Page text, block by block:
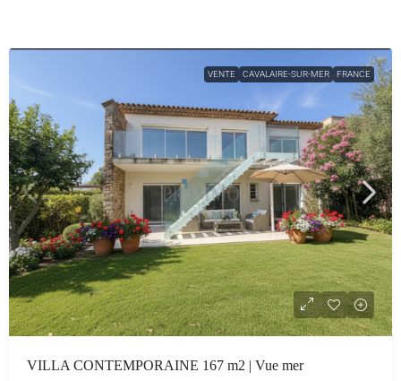
VENTE CAVALAIRE-SUR-MER FRANCE
VILLA CONTEMPORAINE 167 m2 | Vue mer